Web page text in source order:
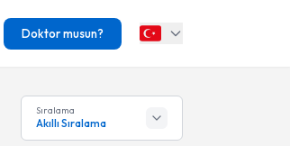
Doktor musun?
Sıralama
Akıllı Sıralama